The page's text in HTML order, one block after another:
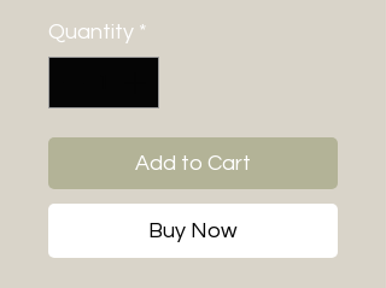
Quantity *
Add to Cart
Buy Now